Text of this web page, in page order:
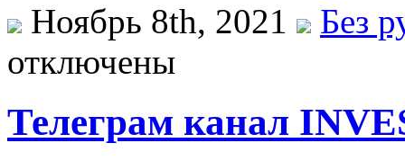
Ноябрь 8th, 2021
Без
отключены
Телеграм канал